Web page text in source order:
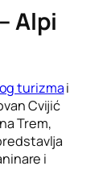
Alpi
turizmai
Cvijić
Trem,
i